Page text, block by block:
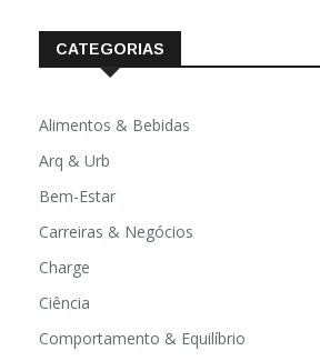
CATEGORIAS
Alimentos & Bebidas
Arq & Urb
Bem-Estar
Carreiras & Negócios
Charge
Ciência
Comportamento & Equilíbrio